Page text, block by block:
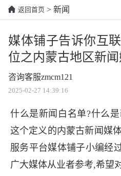
返回首页 > 新闻
媒体铺子告诉你互
位之内蒙古地区新
咨询客服zmcm121
2025-02-27 14:39:16
什么是新闻白名单?什么
这个定义的内蒙古新闻媒
服务平台媒体铺子小编经
广大媒体从业者参考,希望